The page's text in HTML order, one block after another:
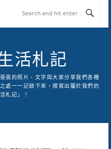
活札記
張的照片、文字與大家分享我們各種
處一一記錄下來，撰寫出屬於我們的
札記」！